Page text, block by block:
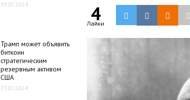
30.07.2024
Трамп может объявить
биткоин
стратегическим
резервным активом
США
27.07.2024
4
Лайки